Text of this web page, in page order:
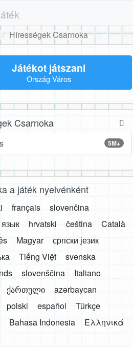
Hírességek Csarnoka
Játékot játszani
Ország Város
Csarnoka
5M+
a játék nyelvénként
français
slovenčina
язык
hrvatski čeština
Català
Magyar
српски језик
Tiếng Việt
svenska
slovenščina
Italiano
ქართული
azərbaycan
polski español
Türkçe
Bahasa Indonesia
Ελληνικά